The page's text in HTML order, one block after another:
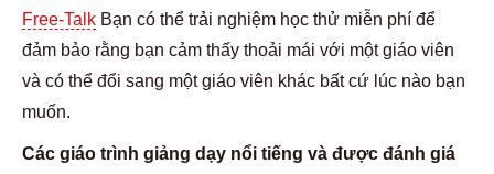
Free-Talk Bạn có thể trải nghiệm học thử miễn phí để
đảm bảo rằng bạn cảm thấy thoải mái với một giáo viên
và có thể đổi sang một giáo viên khác bất cứ lúc nào bạn
muốn.
Các giáo trình giảng dạy nổi tiếng và được đánh giá